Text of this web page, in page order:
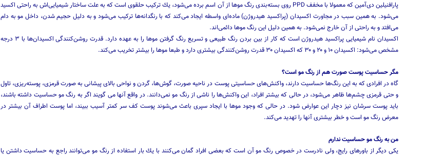
پارافنیلین دی‌آمین كه معمولا با مخفف PPD روی بسته‌بندی رنگ موها از آن اسم برده می‌شود، یك تركیب حلقوی است كه به علت ساختار شیمیایی‌اش به راحتی اكسید
می‌شود. به همین سبب در مجاورت اكسیدان (پراكسید هیدروژن) ماده‌ای واسطه ایجاد می‌كند كه با رنگدانه‌ها تركیب می‌شود و به دلیل حجیم شدن، داخل مو به دام
می‌افتد و به راحتی از آن خارج نمی‌شود. به همین دلیل این رنگ موها دائمی‌اند.
اكسیدان نام شیمیایی پراكسید هیدروژن است كه كار از بین بردن رنگ طبیعی و تسریع رنگ گرفتن موها را به عهده دارد. قدرت روشن‌كنندگی اكسیدان‌ها با ۳ درجه
مشخص می‌شود: اكسیدان ۱۰ و ۲۰ و ۳۰ كه اكسیدان ۳۰ قدرت روشن‌كنندگی بیشتری دارد و طبعا موها را بیشتر تخریب می‌كند.
مگر حساسیت پوست صورت هم از رنگ مو است؟
گاه در افرادی كه به این رنگ‌ها حساسیت دارند، واكنش‌های حساسیتی پوست در ناحیه صورت، گوش‌ها، گردن و نواحی بالای پیشانی به صورت قرمزی، پوسته‌ریزی، تاول
و حتی قرمزی چشم‌ها ظاهر می‌شود، در حالی كه بیشتر افراد، این واكنش‌ها را ناشی از رنگ مو نمی‌دانند. در واقع آنها می گویند اگر به رنگ مو حساسیت داشته باشند،
باید پوست سرشان نیز دچار این عوارض شود. در حالی كه وجود موها با ایجاد سپری باعث می‌شوند پوست كف سر كمتر آسیب ببیند، اما پوست اطراف آن بیشتر در
معرض رنگ مو است و خطر بیشتری آنها را تهدید می‌كند.
من به رنگ مو حساسیت ندارم
یكی دیگر از باور‌های رایج، ولی نادرست در خصوص رنگ مو آن است كه بعضی افراد گمان می‌كنند با یك بار استفاده از رنگ مو می‌توانند راجع به حساسیت داشتن یا